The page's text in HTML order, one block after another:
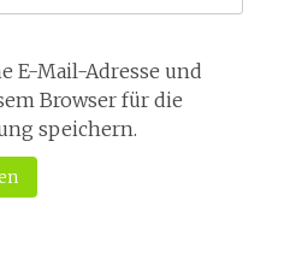
E-Mail-Adresse und
Browser für die
speichern.